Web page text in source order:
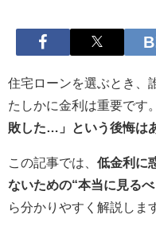
住宅ローンを選ぶとき、
たしかに金利は重要です
敗した…」という後悔は
この記事では、 低金利に
ないための“本当に見る
ら分かりやすく解説しま